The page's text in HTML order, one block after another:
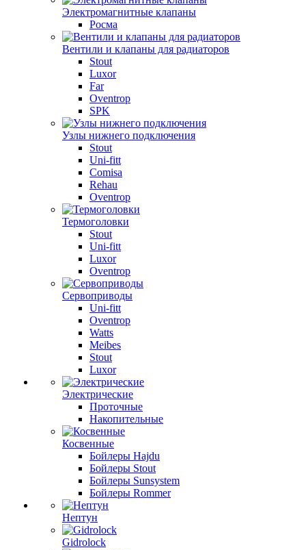
Электромагнитные клапаны
Росма
Вентили и клапаны для радиаторов
Stout
Luxor
Far
Oventrop
SPK
Узлы нижнего подключения
Stout
Uni-fitt
Comisa
Rehau
Oventrop
Термоголовки
Stout
Uni-fitt
Luxor
Oventrop
Сервоприводы
Uni-fitt
Oventrop
Watts
Meibes
Stout
Luxor
Электрические
Проточные
Накопительные
Косвенные
Бойлеры Hajdu
Бойлеры Stout
Бойлеры Sunsystem
Бойлеры Rommer
Нептун
Gidrolock